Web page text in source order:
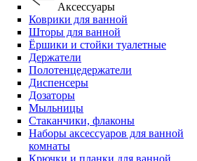
Аксессуары
Коврики для ванной
Шторы для ванной
Ёршики и стойки туалетные
Держатели
Полотенцедержатели
Диспенсеры
Дозаторы
Мыльницы
Стаканчики, флаконы
Наборы аксессуаров для ванной
комнаты
Крючки и планки для ванной